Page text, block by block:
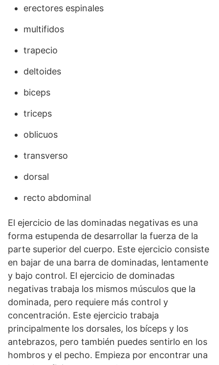
erectores espinales
multifidos
trapecio
deltoides
biceps
triceps
oblicuos
transverso
dorsal
recto abdominal
El ejercicio de las dominadas negativas es una
forma estupenda de desarrollar la fuerza de la
parte superior del cuerpo. Este ejercicio consiste
en bajar de una barra de dominadas, lentamente
y bajo control. El ejercicio de dominadas
negativas trabaja los mismos músculos que la
dominada, pero requiere más control y
concentración. Este ejercicio trabaja
principalmente los dorsales, los bíceps y los
antebrazos, pero también puedes sentirlo en los
hombros y el pecho. Empieza por encontrar una